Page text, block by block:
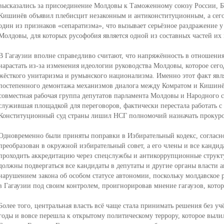
за присоединение Молдовы к Таможенному союзу России,
объявил плебисцит незаконным и антиконституционным, а
из признаков «сепаратизма», что вызывает серьёзное раздражение
для которых русофобия является одной из составных частей
Гагаузии вполне справедливо считают, что напряжённость в
из-за изменения идеологии руководства Молдовы, которое
унитаризма и румынского национализма. Именно этот факт
демонтажа механизмов диалога между Комратом и
рабочая группа депутатов парламента Молдовы и
площадкой для переговоров, фактически перестала работать
суд страны лишил НСГ полномочий назначать
были приняты поправки в Избирательный кодекс,
в окружной избирательный совет, а его члены и все
аккредитацию через спецслужбы и антикоррупционные
подвергаться все кандидаты в депутаты и другие органы власти
закона об особом статусе автономии, поскольку
Гагаузии под своим контролем, проигнорировав мнение гагаузов,
того, центральная власть всё чаще стала принимать решения без
и вовсе перешла к открытому политическому террору, которое